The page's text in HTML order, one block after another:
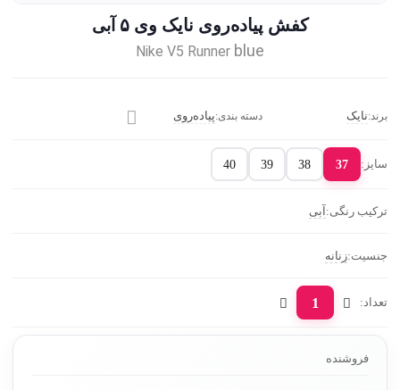
کفش پیاده‌روی نایک وی ۵ آبی
Nike V5 Runner blue
برند:نایک دسته بندی:پیاده‌روی
سایز: 37
38
39
40
ترکیب رنگی:آبی
جنسیت:زنانه
تعداد: 1
فروشنده